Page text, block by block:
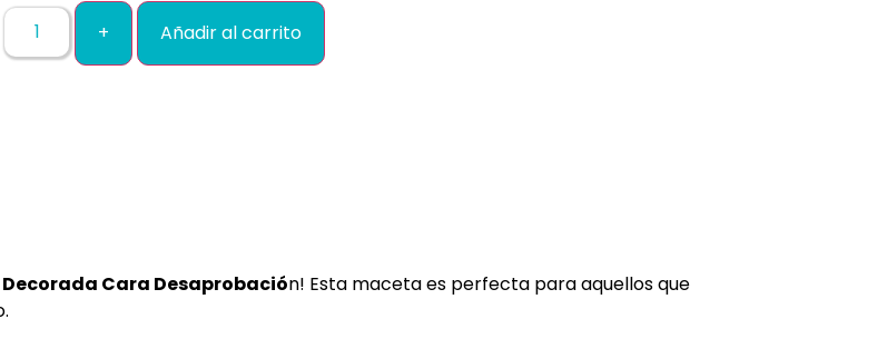
Añadir al carrito
Cara Desaprobación! Esta maceta es perfecta para aquellos que